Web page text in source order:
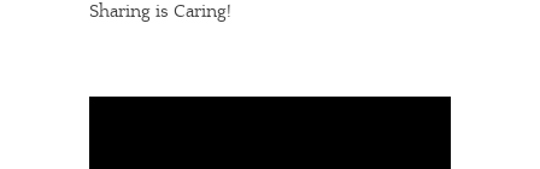
Sharing is Caring!